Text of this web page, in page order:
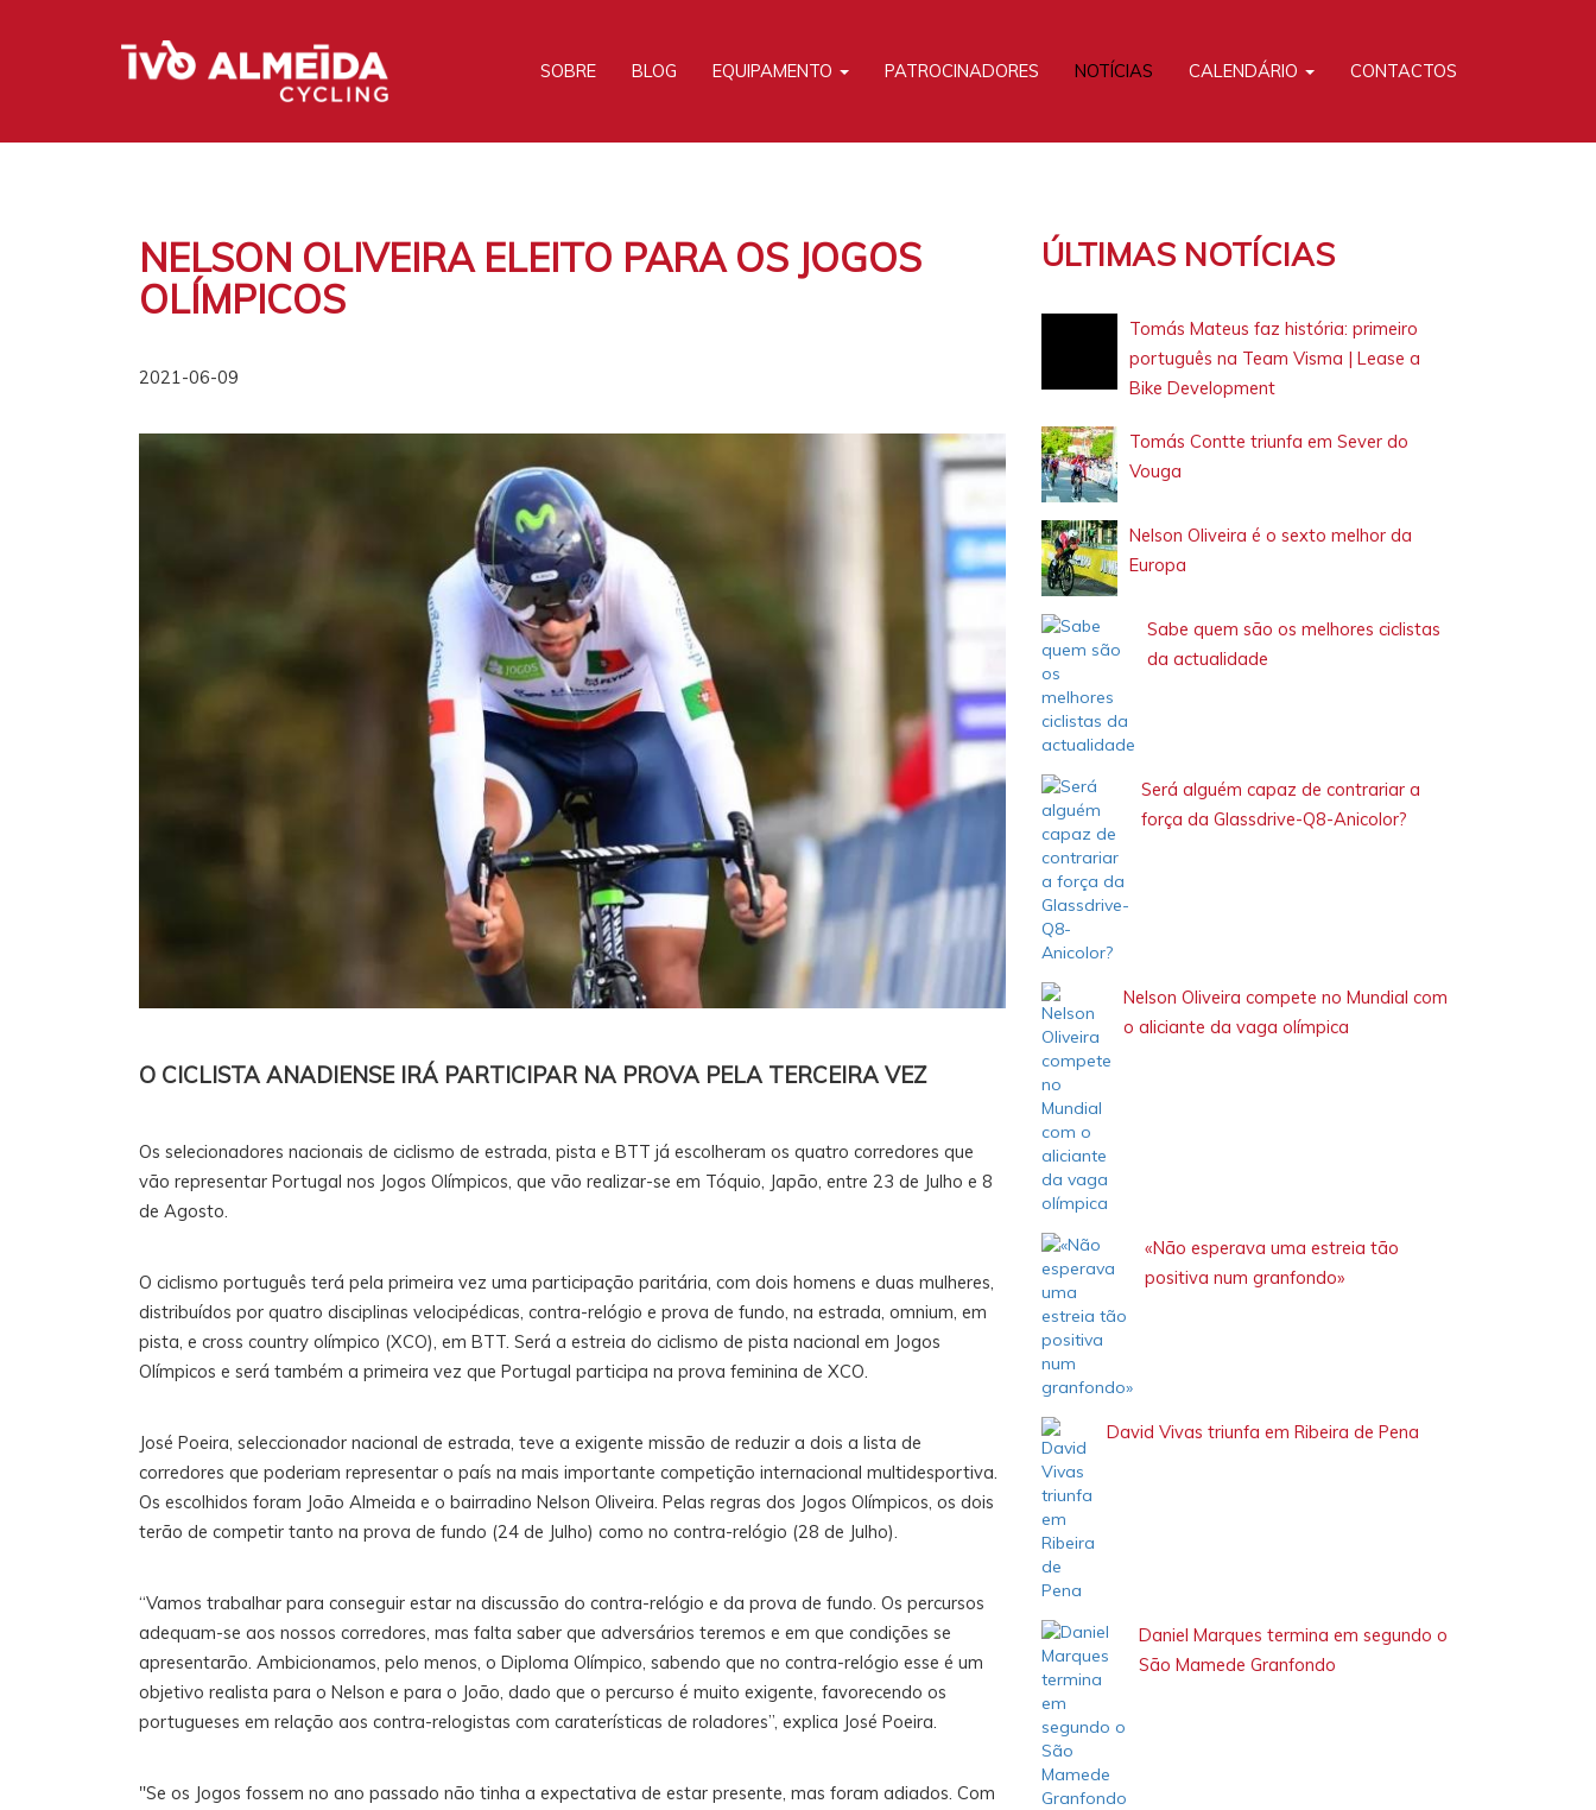
SOBRE BLOG EQUIPAMENTO PATROCINADORES NOTÍCIAS CALENDÁRIO CONTACTOS
NELSON OLIVEIRA ELEITO PARA OS JOGOS
OLÍMPICOS
2021-06-09
O CICLISTA ANADIENSE IRÁ PARTICIPAR NA PROVA PELA TERCEIRA VEZ
Os selecionadores nacionais de ciclismo de estrada, pista e BTT já escolheram os quatro corredores que
vão representar Portugal nos Jogos Olímpicos, que vão realizar-se em Tóquio, Japão, entre 23 de Julho e 8
de Agosto.
O ciclismo português terá pela primeira vez uma participação paritária, com dois homens e duas mulheres,
distribuídos por quatro disciplinas velocipédicas, contra-relógio e prova de fundo, na estrada, omnium, em
pista, e cross country olímpico (XCO), em BTT. Será a estreia do ciclismo de pista nacional em Jogos
Olímpicos e será também a primeira vez que Portugal participa na prova feminina de XCO.
José Poeira, seleccionador nacional de estrada, teve a exigente missão de reduzir a dois a lista de
corredores que poderiam representar o país na mais importante competição internacional multidesportiva.
Os escolhidos foram João Almeida e o bairradino Nelson Oliveira. Pelas regras dos Jogos Olímpicos, os dois
terão de competir tanto na prova de fundo (24 de Julho) como no contra-relógio (28 de Julho).
“Vamos trabalhar para conseguir estar na discussão do contra-relógio e da prova de fundo. Os percursos
adequam-se aos nossos corredores, mas falta saber que adversários teremos e em que condições se
apresentarão. Ambicionamos, pelo menos, o Diploma Olímpico, sabendo que no contra-relógio esse é um
objetivo realista para o Nelson e para o João, dado que o percurso é muito exigente, favorecendo os
portugueses em relação aos contra-relogistas com caraterísticas de roladores”, explica José Poeira.
"Se os Jogos fossem no ano passado não tinha a expectativa de estar presente, mas foram adiados. Com
ÚLTIMAS NOTÍCIAS
Tomás Mateus faz história: primeiro
português na Team Visma | Lease a
Bike Development
Tomás Contte triunfa em Sever do
Vouga
Nelson Oliveira é o sexto melhor da
Europa
Sabe quem são os melhores ciclistas
da actualidade
Será alguém capaz de contrariar a
força da Glassdrive-Q8-Anicolor?
Nelson Oliveira compete no Mundial com
o aliciante da vaga olímpica
«Não esperava uma estreia tão
positiva num granfondo»
David Vivas triunfa em Ribeira de Pena
Daniel Marques termina em segundo o
São Mamede Granfondo